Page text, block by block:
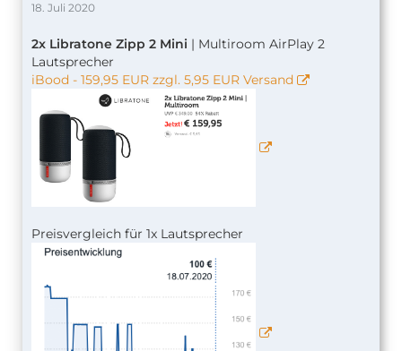
18. Juli 2020
2x Libratone Zipp 2 Mini | Multiroom AirPlay 2
Lautsprecher
iBood - 159,95 EUR zzgl. 5,95 EUR Versand
Preisvergleich für 1x Lautsprecher